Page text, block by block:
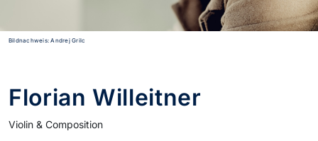
Bildnachweis: Andrej Grilc
Florian Willeitner
Violin & Composition